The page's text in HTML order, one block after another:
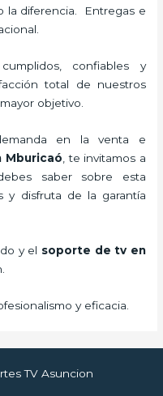
la diferencia. Entregas e
confiables y
total de nuestros
objetivo.
en la venta e
Mburicaó , te invitamos a
saber sobre esta
y disfruta de la garantía
y el soporte de tv en
y eficacia.
TV Asuncion